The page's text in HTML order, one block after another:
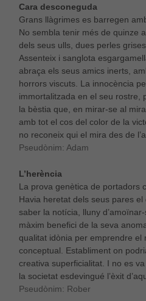
Cara desconeguda
Grans llàgrimes es barregen
No sembla tenir més de quinze
dels seus ulls, dues perles
Assenteix i sanglota
abraça els seus amics inerts,
horrors viscuts. La innocència
immortalitzada en el seu rostre,
la bèstia que, en mirar-se al
amb tot el cos del color de la
no reconeix qui el mira des de
Pseudònim: Adam
L’herència
La prova genètica de portadors
Havia heretat dels seus pares
saber la notícia, lluny
màxim benefici de la seva
qualitat idònia per emprendre el
conceptual. Establiment on
creativa superficialitat. I no es
la societat esdevingué l’èxit
Pseudònim: Rober